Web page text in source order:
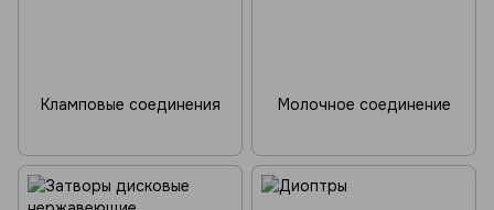
Кламповые соединения Молочное соединение